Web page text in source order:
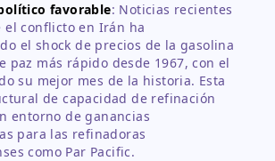
favorable: Noticias recientes
el conflicto en Irán ha
el shock de precios de la gasolina
paz más rápido desde 1967, con el
su mejor mes de la historia. Esta
de capacidad de refinación
entorno de ganancias
para las refinadoras
como Par Pacific.